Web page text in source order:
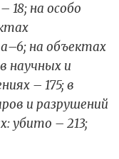
18; на особо
на объектах
научных и
– 175; в
и разрушений
убито – 213;